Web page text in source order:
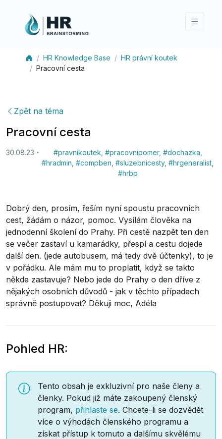
HR Knowledge Base
HR právní koutek
Pracovní cesta
Zpět na téma
Pracovní cesta
30.08.23 #pravnikoutek #pracovnipomer, #dochazka
#hradmin #compben #sluzebnicesty, #hrgeneralist
#hrbp
Dobrý den, prosím, řeším nyní spoustu pracovních
cest, žádám o názor, pomoc. Vysílám člověka na
jednodenní školení do Prahy. Při cestě nazpět ten den
se večer zastaví u kamarádky, přespí a cestu dojede
další den. (jede autobusem, má tedy dvě účtenky), to je
v pořádku. Ale mám mu to proplatit, když se takto
někde zastavuje? Nebo jede do Prahy o den dříve z
nějakých osobních důvodů - jak v těchto případech
správně postupovat? Děkuji moc, Adéla
Pohled HR:
Tento obsah je exkluzivní pro naše členy a
členky. Pokud již máte zakoupený členský
program, přihlaste se. Chcete-li se dozvědět
více o výhodách členského programu a
získat přístup k tomuto a dalšímu skvělému